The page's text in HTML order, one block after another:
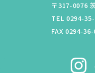
〒317-0076
TEL 0294-
FAX 0294-